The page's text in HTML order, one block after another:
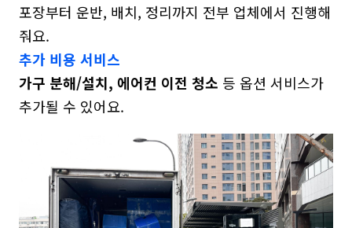
포장부터 운반, 배치, 정리까지 전부 업체에서 진행해
추가 비용 서비스
가구 분해/설치, 에어컨 이전 청소 등 옵션 서비스가
추가될 수 있어요.